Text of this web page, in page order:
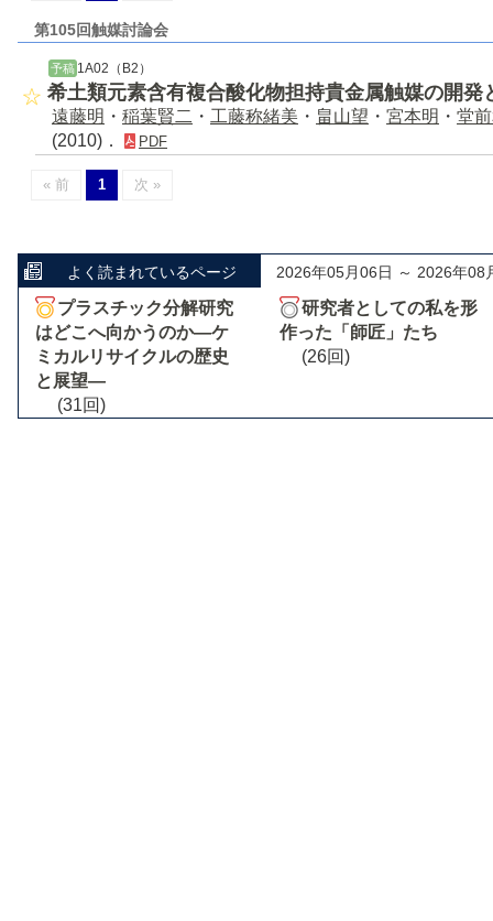
第105回触媒討論会
予稿 1A02（B2）
希土類元素含有複合酸化物担持貴金属触媒の開発
遠藤明 ・ 稲葉賢二 ・ 工藤称緒美 ・ 畠山望 ・ 宮本明 ・ 堂
(2010)．
PDF
« 前 1 次 »
よく読まれているページ 2026年05月06日 ～ 2026年08
プラスチック分解研究
はどこへ向かうのか―ケ
ミカルリサイクルの歴史
と展望―
(31回)
研究者としての私を形
作った「師匠」たち
(26回)